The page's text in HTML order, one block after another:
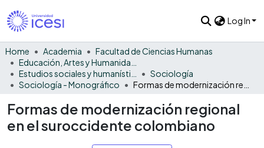
Log In
Home Academia
Facultad de Ciencias Humanas
Sociología
Sociología - Monográfico
Formas de modernización regional
en el suroccidente colombiano